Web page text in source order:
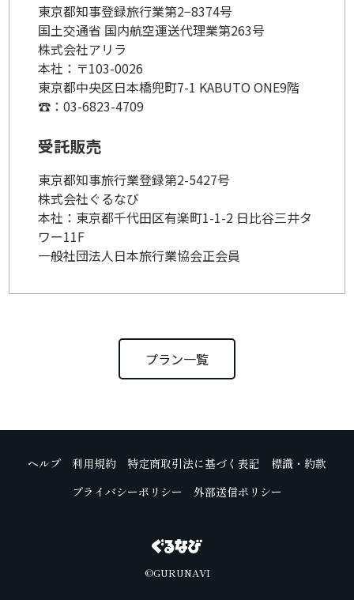
東京都知事登録旅行業第2−8374号
国土交通省 国内航空運送代理業第263号
株式会社アリラ
本社：〒103-0026
東京都中央区日本橋兜町7-1 KABUTO ONE9階
☎：03-6823-4709
受託販売
東京都知事旅行業登録第2-5427号
株式会社ぐるなび
本社：東京都千代田区有楽町1-1-2 日比谷三井タ
ワー11F
一般社団法人日本旅行業協会正会員
プラン一覧
ヘルプ 利用規約 特定商取引法に基づく表記
標識・約款
プライバシーポリシー
外部送信ポリシー
©GURUNAVI